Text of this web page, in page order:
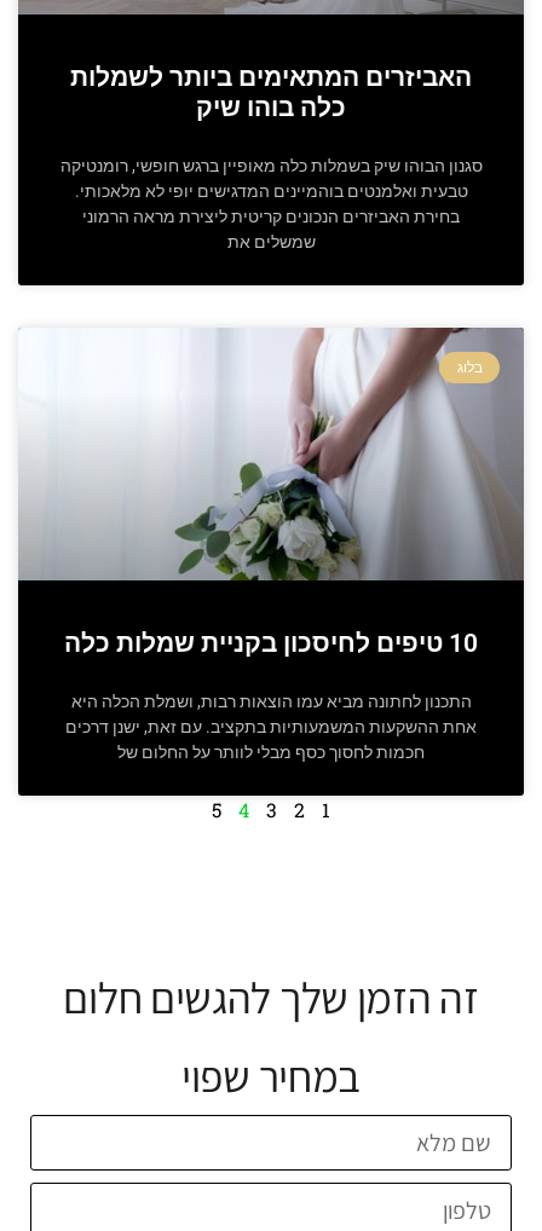
האביזרים המתאימים ביותר לשמלות
כלה בוהו שיק
סגנון הבוהו שיק בשמלות כלה מאופיין ברגש חופשי, רומנטיקה
טבעית ואלמנטים בוהמיינים המדגישים יופי לא מלאכותי.
בחירת האביזרים הנכונים קריטית ליצירת מראה הרמוני
שמשלים את
בלוג
10 טיפים לחיסכון בקניית שמלות כלה
התכנון לחתונה מביא עמו הוצאות רבות, ושמלת הכלה היא
אחת ההשקעות המשמעותיות בתקציב. עם זאת, ישנן דרכים
חכמות לחסוך כסף מבלי לוותר על החלום של
1
2
3
4
5
זה הזמן שלך להגשים חלום
במחיר שפוי